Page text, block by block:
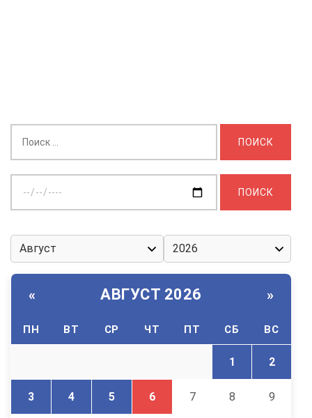
дату:
« АВГУСТ 2026 »
ПН ВТ СР ЧТ ПТ СБ ВС
1 2
3 4 5 6 7 8 9